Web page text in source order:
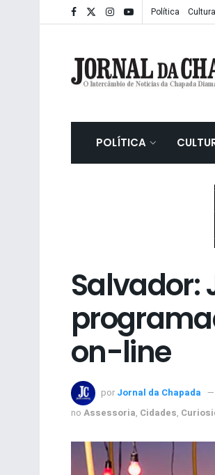
Política Cultura
POLÍTICA
Salvador:
on-line
por Jornal da Chapada
no Assessoria, Cidades,